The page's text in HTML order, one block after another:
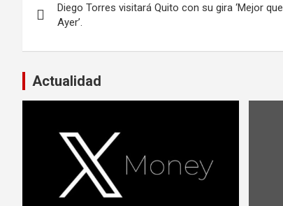
de
entradas
Diego Torres visitará Quito con su gira ‘Mejor que
Ayer’.
Actualidad